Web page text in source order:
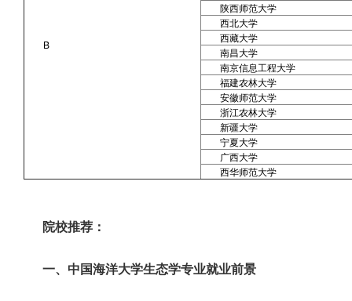
B
陕西师范大学
西北大学
西藏大学
南昌大学
南京信息工程大学
福建农林大学
安徽师范大学
浙江农林大学
新疆大学
宁夏大学
广西大学
西华师范大学
院校推荐：
一、中国海洋大学生态学专业就业前景